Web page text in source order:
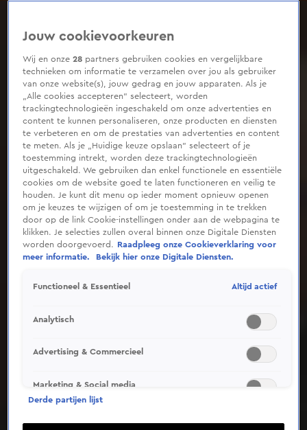
seconds
Deze video is niet beschikbaar op je huidige locatie
Jouw cookievoorkeuren
Wij en onze28 partners gebruiken cookies en vergelijkbare
technieken om informatie te verzamelen over jou als gebruiker
van onze website(s), jouw gedrag en jouw apparaten. Als je
„Alle cookies accepteren” selecteert, worden
trackingtechnologieën ingeschakeld om onze advertenties en
content te kunnen personaliseren, onze producten en diensten
te verbeteren en om de prestaties van advertenties en content
te meten. Als je „Huidige keuze opslaan” selecteert of je
toestemming intrekt, worden deze trackingtechnologieën
uitgeschakeld. We gebruiken dan enkel functionele en essentiële
cookies om de website goed te laten functioneren en veilig te
houden. Je kunt dit menu op ieder moment opnieuw openen
om je keuzes te wijzigen of om je toestemming in te trekken
door op de link Cookie-instellingen onder aan de webpagina te
klikken. Je selecties zullen overal binnen onze Digitale Diensten
worden doorgevoerd.
Raadpleeg onze Cookieverklaring voor
meer informatie.
Bekijk hier onze Digitale Diensten.
Functioneel & Essentieel Altijd actief
Analytisch
Advertising & Commercieel
Marketing & Social media
Derde partijen lijst